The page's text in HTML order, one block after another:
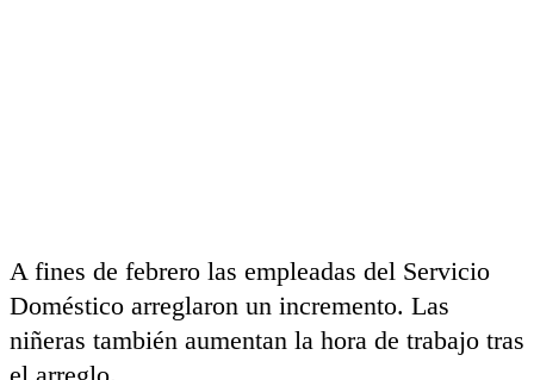
A fines de febrero las empleadas del Servicio
Doméstico arreglaron un incremento. Las
niñeras también aumentan la hora de trabajo tras